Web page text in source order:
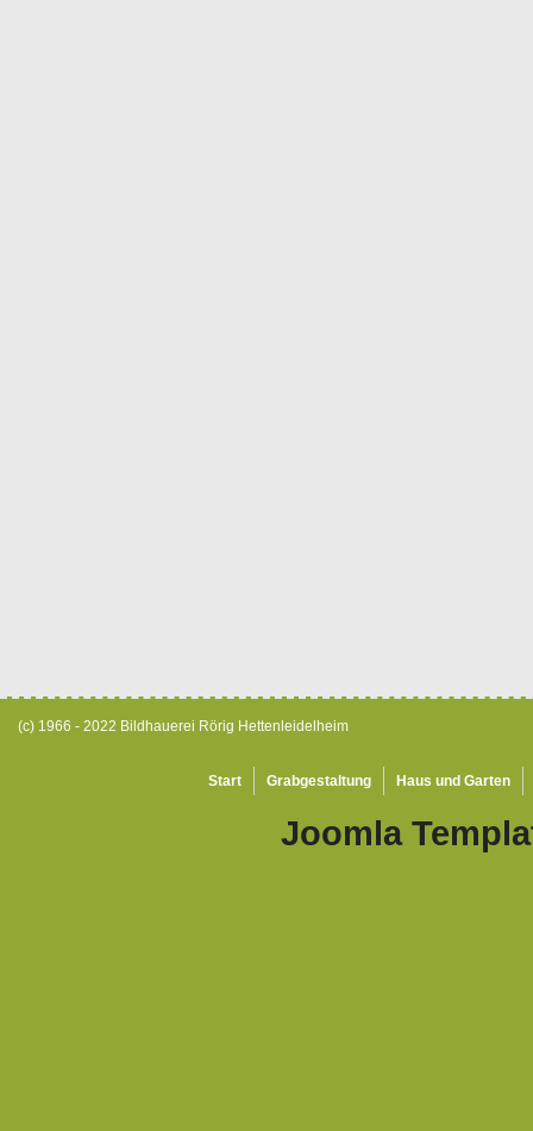
(c) 1966 - 2022 Bildhauerei Rörig Hettenleidelheim
Start Grabgestaltung Haus und Garten
Joomla